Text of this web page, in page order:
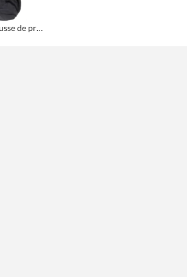
Housse de protection et de rangement